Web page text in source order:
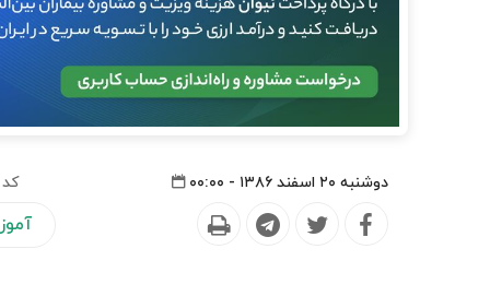
دوشنبه ۲۰ اسفند ۱۳۸۶ - ۰۰:۰۰